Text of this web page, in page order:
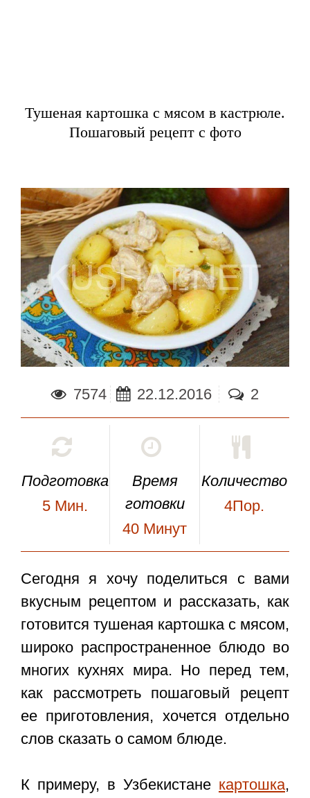
Тушеная картошка с мясом в кастрюле.
Пошаговый рецепт с фото
7574 22.12.2016 2
Подготовка
5 Мин.
Время
готовки
40 Минут
Количество
4Пор.
Сегодня я хочу поделиться с вами
вкусным рецептом и рассказать, как
готовится тушеная картошка с мясом,
широко распространенное блюдо во
многих кухнях мира. Но перед тем,
как рассмотреть пошаговый рецепт
ее приготовления, хочется отдельно
слов сказать о самом блюде.
К примеру, в Узбекистане картошка,